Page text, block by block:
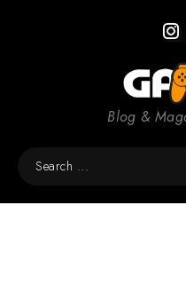
Blog &